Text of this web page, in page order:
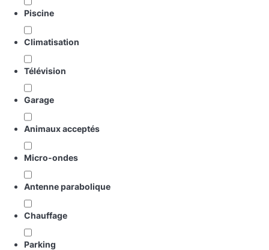
Piscine
Climatisation
Télévision
Garage
Animaux acceptés
Micro-ondes
Antenne parabolique
Chauffage
Parking